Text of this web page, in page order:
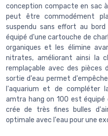
conception compacte en sac
peut être commodément
suspendu sans effort au
équipé d'une cartouche de
organiques et les élimine
nitrates, améliorant ainsi la
remplaçable avec des pièces
sortie d'eau permet
l'aquarium et de compléter
amtra hang on 100 est équipé
crée de très fines bulles
optimale avec l'eau pour une